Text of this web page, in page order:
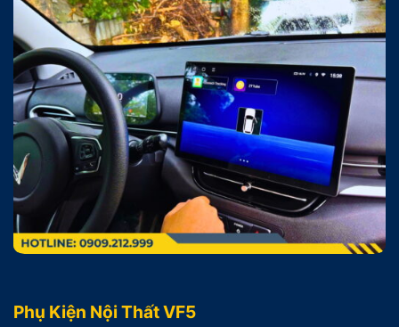
Phụ Kiện Nội Thất VF5